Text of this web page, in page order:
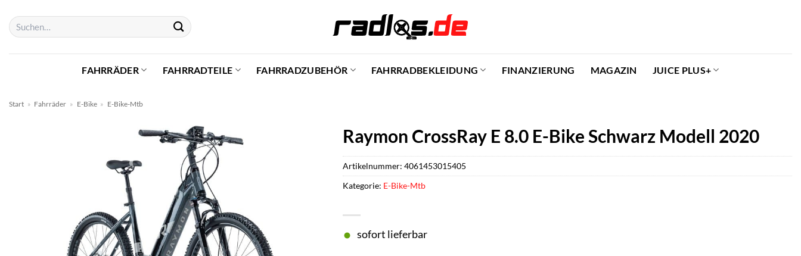
Inhalt
springen
Suchen
nach:
FAHRRÄDER FAHRRADTEILE FAHRRADZUBEHÖR FAHRRADBEKLEIDUNG FINANZIERUNG MAGAZIN JUICE PLUS+
Start » Fahrräder » E-Bike » E-Bike-Mtb
Raymon CrossRay E 8.0 E-Bike Schwarz Modell 2020
sofort lieferbar
Artikelnummer: 4061453015405
Kategorie: E-Bike-Mtb